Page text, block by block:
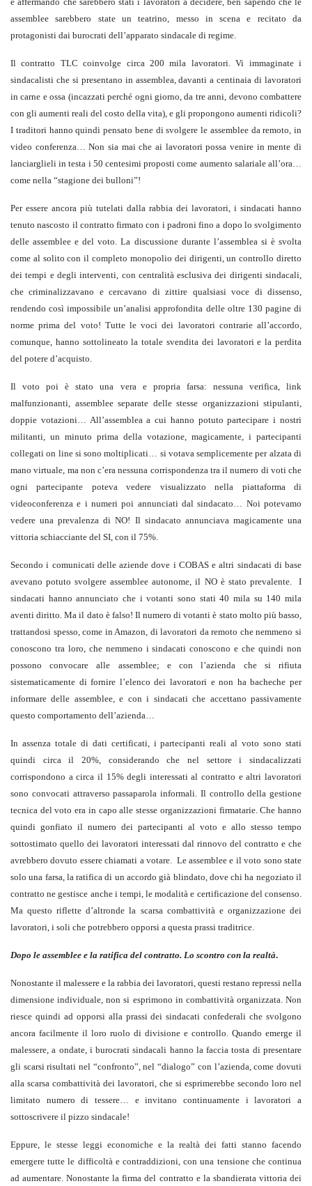
assemblee sarebbero state un teatrino, messo in scena e recitato da
protagonisti dai burocrati dell’apparato sindacale di regime.
Il contratto TLC coinvolge circa 200 mila lavoratori. Vi immaginate i
sindacalisti che si presentano in assemblea, davanti a centinaia di lavoratori
in carne e ossa (incazzati perché ogni giorno, da tre anni, devono combattere
con gli aumenti reali del costo della vita), e gli propongono aumenti ridicoli?
I traditori hanno quindi pensato bene di svolgere le assemblee da remoto, in
video conferenza… Non sia mai che ai lavoratori possa venire in mente di
lanciarglieli in testa i 50 centesimi proposti come aumento salariale all’ora…
come nella “stagione dei bulloni”!
Per essere ancora più tutelati dalla rabbia dei lavoratori, i sindacati hanno
tenuto nascosto il contratto firmato con i padroni fino a dopo lo svolgimento
delle assemblee e del voto. La discussione durante l’assemblea si è svolta
come al solito con il completo monopolio dei dirigenti, un controllo diretto
dei tempi e degli interventi, con centralità esclusiva dei dirigenti sindacali,
che criminalizzavano e cercavano di zittire qualsiasi voce di dissenso,
rendendo così impossibile un’analisi approfondita delle oltre 130 pagine di
norme prima del voto! Tutte le voci dei lavoratori contrarie all’accordo,
comunque, hanno sottolineato la totale svendita dei lavoratori e la perdita
del potere d’acquisto.
Il voto poi è stato una vera e propria farsa: nessuna verifica, link
malfunzionanti, assemblee separate delle stesse organizzazioni stipulanti,
doppie votazioni… All’assemblea a cui hanno potuto partecipare i nostri
militanti, un minuto prima della votazione, magicamente, i partecipanti
collegati on line si sono moltiplicati… si votava semplicemente per alzata di
mano virtuale, ma non c’era nessuna corrispondenza tra il numero di voti che
ogni partecipante poteva vedere visualizzato nella piattaforma di
videoconferenza e i numeri poi annunciati dal sindacato… Noi potevamo
vedere una prevalenza di NO! Il sindacato annunciava magicamente una
vittoria schiacciante del SI, con il 75%.
Secondo i comunicati delle aziende dove i COBAS e altri sindacati di base
avevano potuto svolgere assemblee autonome, il NO è stato prevalente. I
sindacati hanno annunciato che i votanti sono stati 40 mila su 140 mila
aventi diritto. Ma il dato è falso! Il numero di votanti è stato molto più basso,
trattandosi spesso, come in Amazon, di lavoratori da remoto che nemmeno si
conoscono tra loro, che nemmeno i sindacati conoscono e che quindi non
possono convocare alle assemblee; e con l’azienda che si rifiuta
sistematicamente di fornire l’elenco dei lavoratori e non ha bacheche per
informare delle assemblee, e con i sindacati che accettano passivamente
questo comportamento dell’azienda…
In assenza totale di dati certificati, i partecipanti reali al voto sono stati
quindi circa il 20%, considerando che nel settore i sindacalizzati
corrispondono a circa il 15% degli interessati al contratto e altri lavoratori
sono convocati attraverso passaparola informali. Il controllo della gestione
tecnica del voto era in capo alle stesse organizzazioni firmatarie. Che hanno
quindi gonfiato il numero dei partecipanti al voto e allo stesso tempo
sottostimato quello dei lavoratori interessati dal rinnovo del contratto e che
avrebbero dovuto essere chiamati a votare. Le assemblee e il voto sono state
solo una farsa, la ratifica di un accordo già blindato, dove chi ha negoziato il
contratto ne gestisce anche i tempi, le modalità e certificazione del consenso.
Ma questo riflette d’altronde la scarsa combattività e organizzazione dei
lavoratori, i soli che potrebbero opporsi a questa prassi traditrice.
Dopo le assemblee e la ratifica del contratto. Lo scontro con la realtà.
Nonostante il malessere e la rabbia dei lavoratori, questi restano repressi nella
dimensione individuale, non si esprimono in combattività organizzata. Non
riesce quindi ad opporsi alla prassi dei sindacati confederali che svolgono
ancora facilmente il loro ruolo di divisione e controllo. Quando emerge il
malessere, a ondate, i burocrati sindacali hanno la faccia tosta di presentare
gli scarsi risultati nel “confronto”, nel “dialogo” con l’azienda, come dovuti
alla scarsa combattività dei lavoratori, che si esprimerebbe secondo loro nel
limitato numero di tessere… e invitano continuamente i lavoratori a
sottoscrivere il pizzo sindacale!
Eppure, le stesse leggi economiche e la realtà dei fatti stanno facendo
emergere tutte le difficoltà e contraddizioni, con una tensione che continua
ad aumentare. Nonostante la firma del contratto e la sbandierata vittoria dei